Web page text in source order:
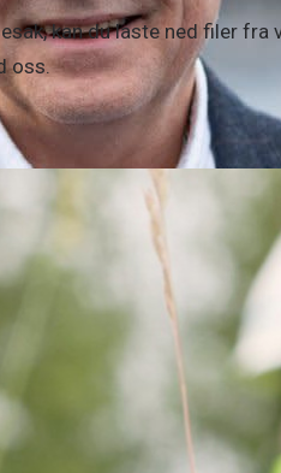
kan du laste ned filer fra
oss.
om kraftløft i
utvikling av vindkraft i